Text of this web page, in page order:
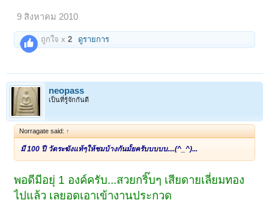
9 สิงหาคม 2010
ถูกใจ x2 ดูรายการ
neopass
เป็นที่รู้จักกันดี
Norragate said: ↑
มี 100 ปี วัดระฆังแท้ๆให้ชมบ้างกันมั้ยครับบบบบ....(^_^)...
พอดีมีอยุ่ 1 องค์ครับ...สวยกริ๊บๆ เสียดายเลี่ยมทอง
ไปแล้ว เลยอดเอาเข้างานประกวด